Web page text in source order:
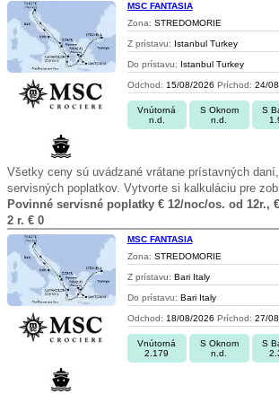
MSC FANTASIA
Zona: STREDOMORIE
Z prístavu: Istanbul Turkey
Do prístavu: Istanbul Turkey
Odchod: 15/08/2026 Príchod: 24/
Vnútorná
n.d.
S Oknom
n.d.
S
Všetky ceny sú uvádzané vrátane prístavných
servisných poplatkov. Vytvorte si kalkuláciu pre
Povinné servisné poplatky € 12/noc/os. od 12r.,
2 r. € 0
MSC FANTASIA
Zona: STREDOMORIE
Z prístavu: Bari Italy
Do prístavu: Bari Italy
Odchod: 18/08/2026 Príchod: 27/
Vnútorná
2.179
S Oknom
n.d.
S